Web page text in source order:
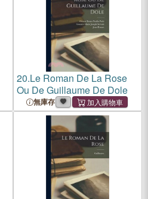
20.Le Roman De La Rose
Ou De Guillaume De Dole
無庫存